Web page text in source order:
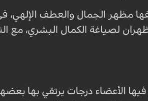
مظهر الجمال والعطف
لصياغة الكمال البشري، مع
فيها الأعضاء درجات يرتقي بها